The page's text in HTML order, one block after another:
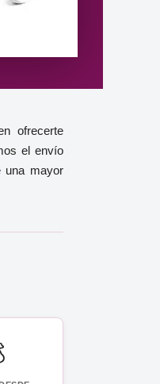
ofrecerte
el envío
una mayor